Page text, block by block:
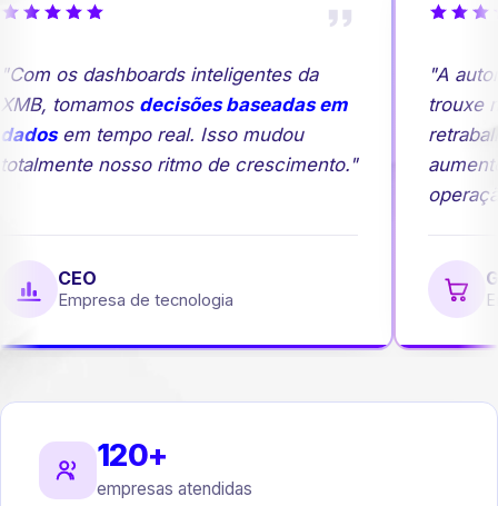
os dashboards inteligentes da
tomamosdecisões baseadas em
em tempo real. Isso mudou
nosso ritmo de crescimento."
CEO
Empresa de tecnologia
"A
trouxe
120+
empresas atendidas